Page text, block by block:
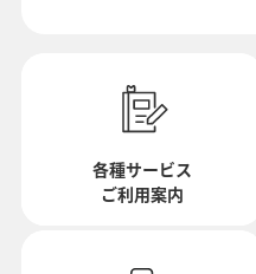
往路出発日および時間帯
各種サービス
ご利用案内